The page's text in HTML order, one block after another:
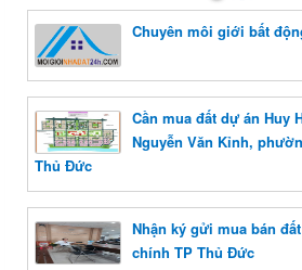
Chuyên môi giới bất
Cần mua đất dự án Huy
Nguyễn Văn Kỉnh,
Thủ Đức
Nhận ký gửi mua bán
chính TP Thủ Đức